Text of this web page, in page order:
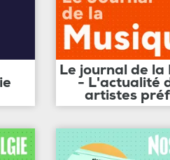
Le journal de la
- L'actualité
artistes